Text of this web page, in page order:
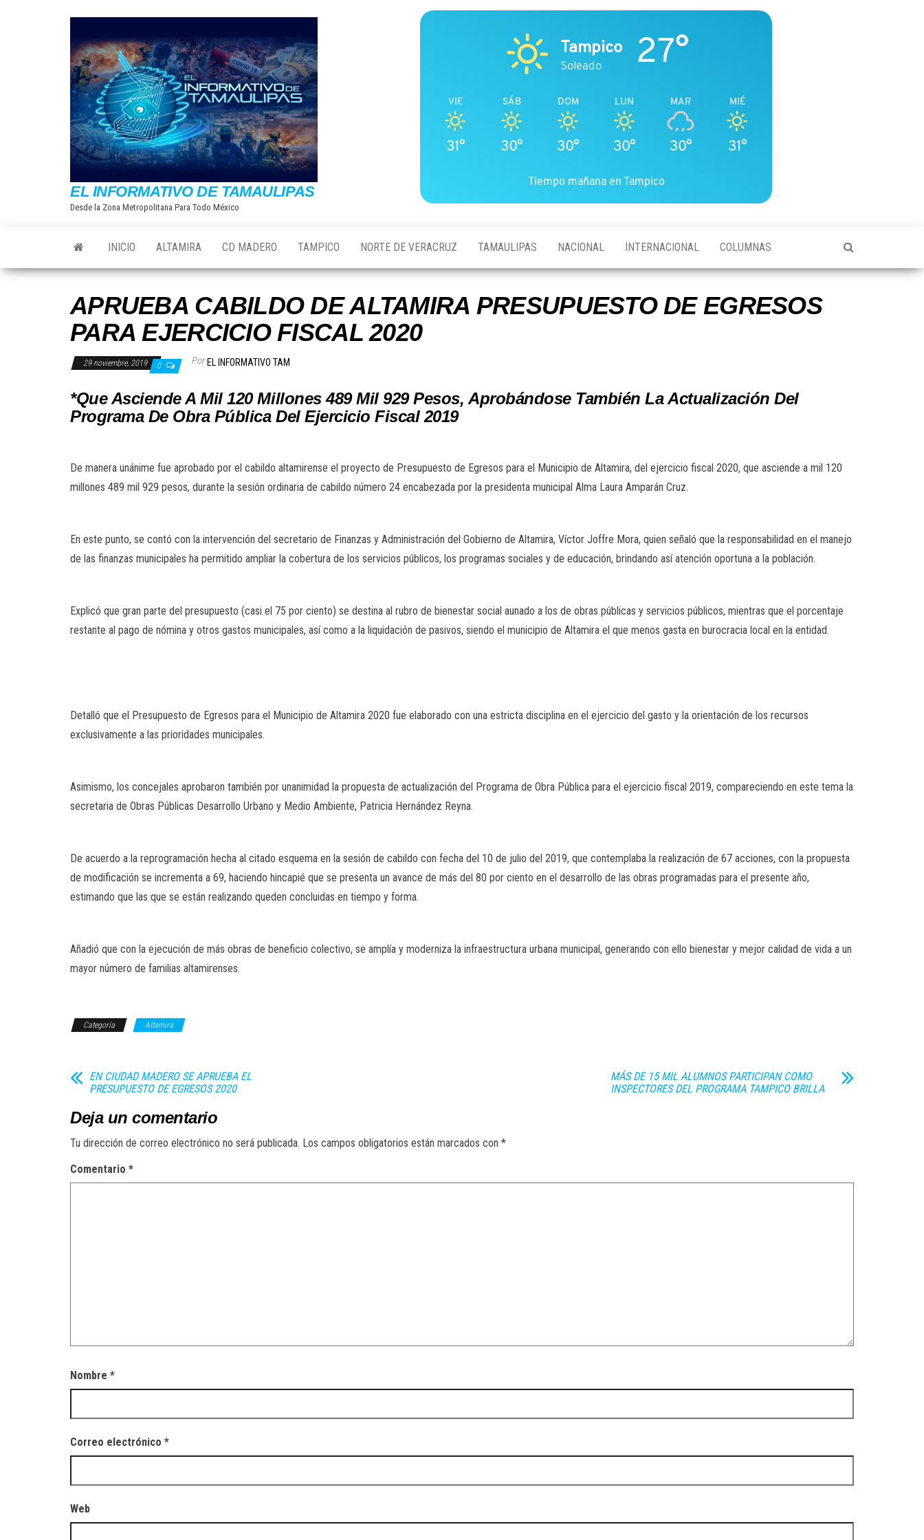
EL INFORMATIVO DE TAMAULIPAS
Desde la Zona Metropolitana Para Todo México
Tampico
Soleado 27°
VIE
31°
SÁB
30°
DOM
30°
LUN
30°
MAR
30°
MIÉ
31°
Tiempo mañana en Tampico
INICIO ALTAMIRA CD MADERO TAMPICO NORTE DE VERACRUZ TAMAULIPAS NACIONAL INTERNACIONAL COLUMNAS
APRUEBA CABILDO DE ALTAMIRA PRESUPUESTO DE EGRESOS
PARA EJERCICIO FISCAL 2020
29 noviembre, 2019 0 Por EL INFORMATIVO TAM
*Que Asciende A Mil 120 Millones 489 Mil 929 Pesos, Aprobándose También La Actualización Del
Programa De Obra Pública Del Ejercicio Fiscal 2019
De manera unánime fue aprobado por el cabildo altamirense el proyecto de Presupuesto de Egresos para el Municipio de Altamira, del ejercicio fiscal 2020, que asciende a mil 120
millones 489 mil 929 pesos, durante la sesión ordinaria de cabildo número 24 encabezada por la presidenta municipal Alma Laura Amparán Cruz.
En este punto, se contó con la intervención del secretario de Finanzas y Administración del Gobierno de Altamira, Víctor Joffre Mora, quien señaló que la responsabilidad en el manejo
de las finanzas municipales ha permitido ampliar la cobertura de los servicios públicos, los programas sociales y de educación, brindando así atención oportuna a la población.
Explicó que gran parte del presupuesto (casi el 75 por ciento) se destina al rubro de bienestar social aunado a los de obras públicas y servicios públicos, mientras que el porcentaje
restante al pago de nómina y otros gastos municipales, así como a la liquidación de pasivos, siendo el municipio de Altamira el que menos gasta en burocracia local en la entidad.
Detalló que el Presupuesto de Egresos para el Municipio de Altamira 2020 fue elaborado con una estricta disciplina en el ejercicio del gasto y la orientación de los recursos
exclusivamente a las prioridades municipales.
Asimismo, los concejales aprobaron también por unanimidad la propuesta de actualización del Programa de Obra Pública para el ejercicio fiscal 2019, compareciendo en este tema la
secretaria de Obras Públicas Desarrollo Urbano y Medio Ambiente, Patricia Hernández Reyna.
De acuerdo a la reprogramación hecha al citado esquema en la sesión de cabildo con fecha del 10 de julio del 2019, que contemplaba la realización de 67 acciones, con la propuesta
de modificación se incrementa a 69, haciendo hincapié que se presenta un avance de más del 80 por ciento en el desarrollo de las obras programadas para el presente año,
estimando que las que se están realizando queden concluidas en tiempo y forma.
Añadió que con la ejecución de más obras de beneficio colectivo, se amplía y moderniza la infraestructura urbana municipal, generando con ello bienestar y mejor calidad de vida a un
mayor número de familias altamirenses.
Categoría Altamira
EN CIUDAD MADERO SE APRUEBA EL
PRESUPUESTO DE EGRESOS 2020
MÁS DE 15 MIL ALUMNOS PARTICIPAN COMO
INSPECTORES DEL PROGRAMA TAMPICO BRILLA
Deja un comentario
Tu dirección de correo electrónico no será publicada. Los campos obligatorios están marcados con *
Comentario *
Nombre *
Correo electrónico *
Web